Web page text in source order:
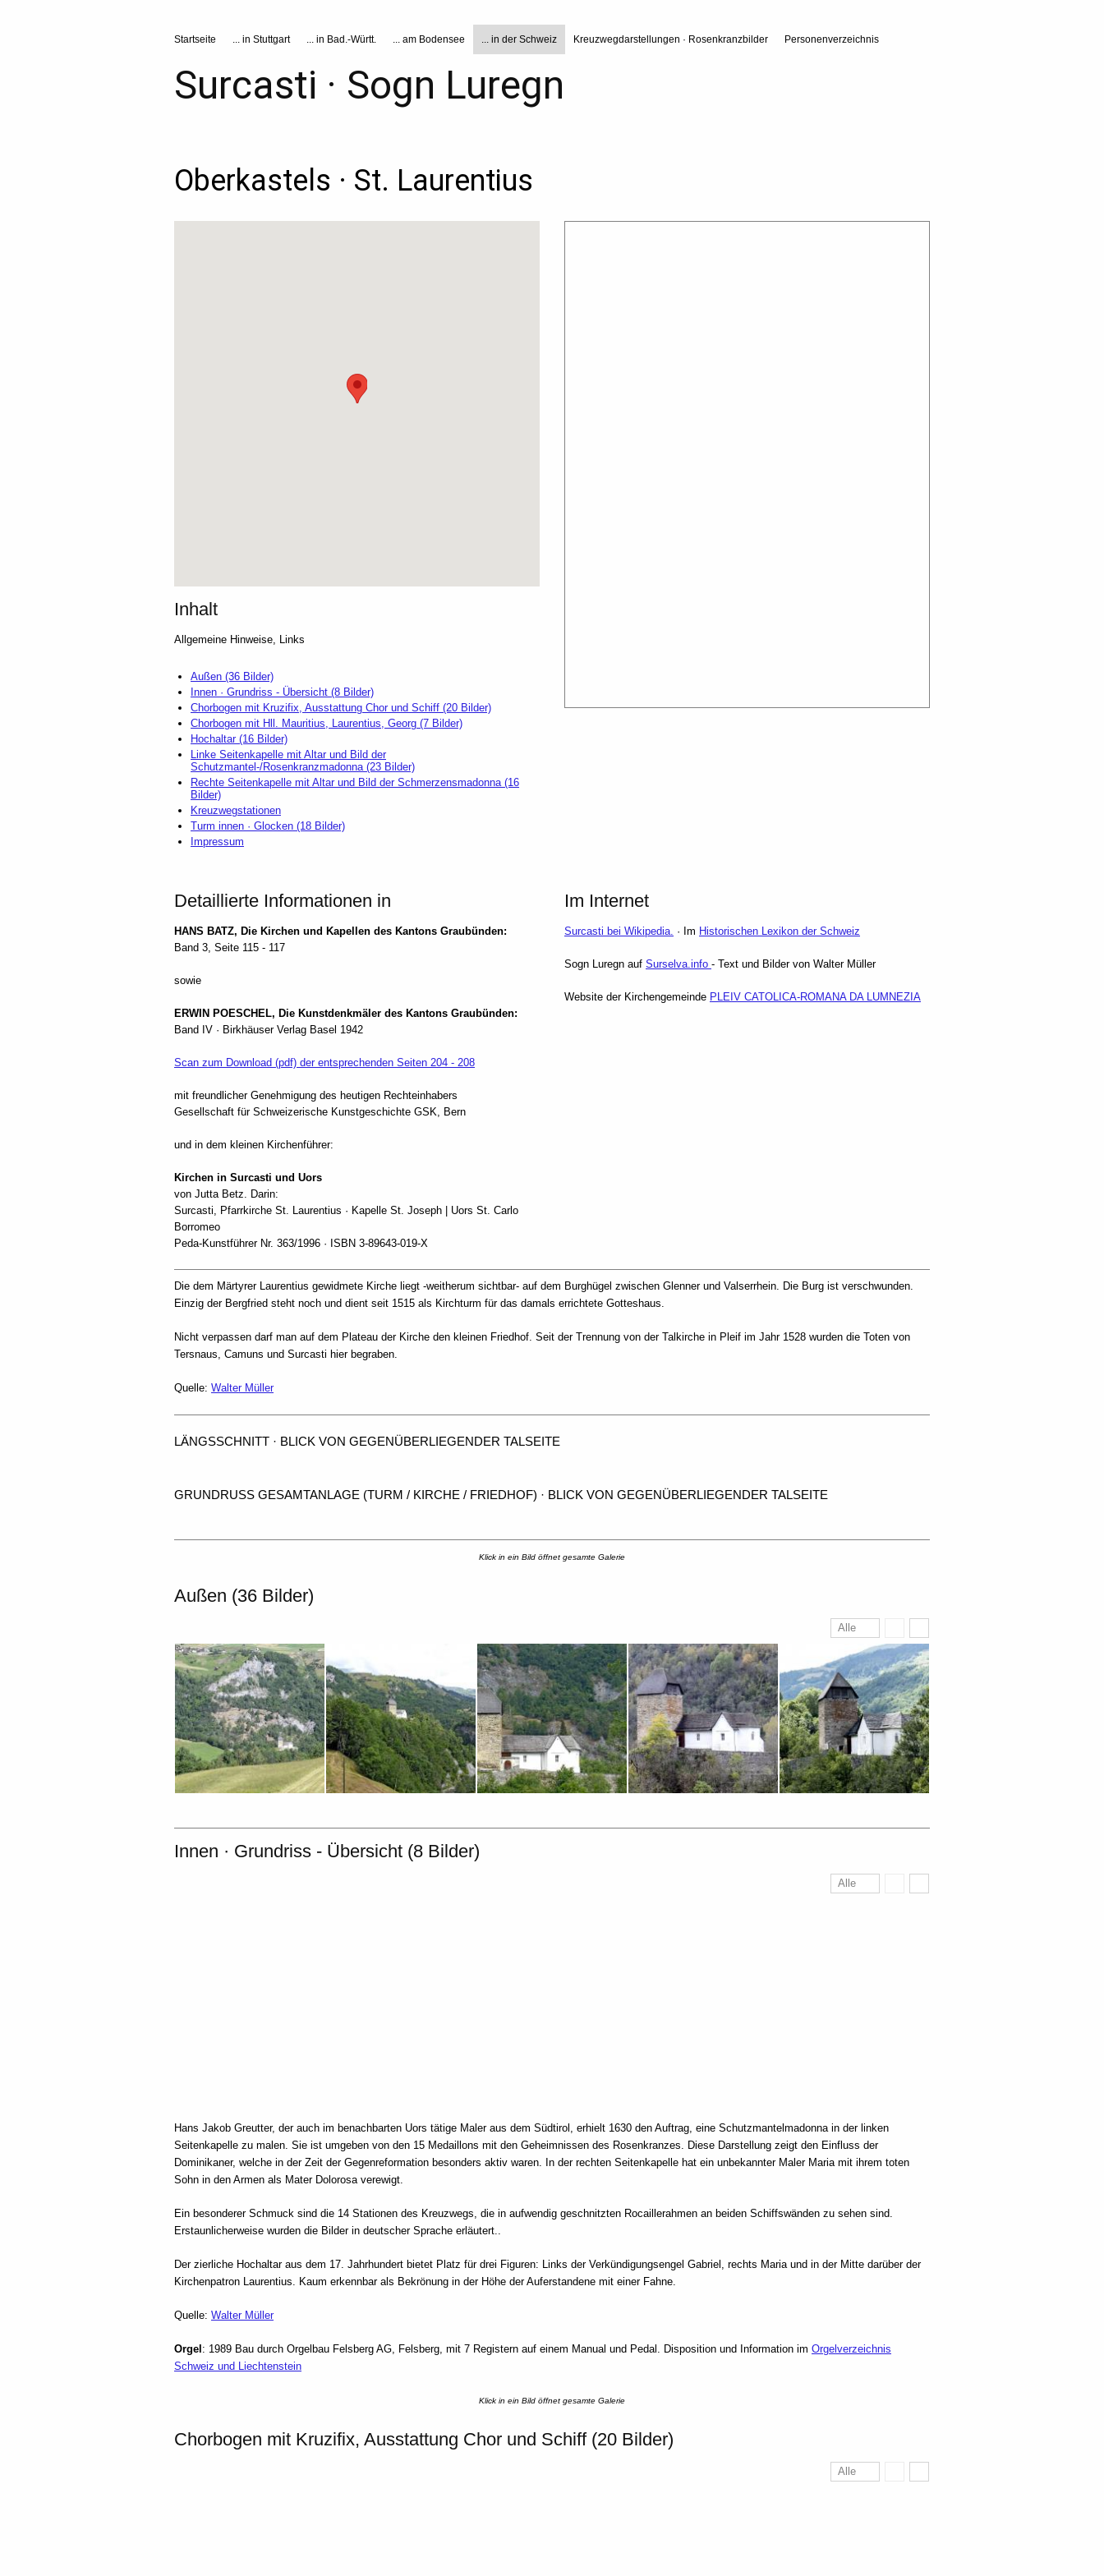
Startseite ... in Stuttgart ... in Bad.-Württ. ... am Bodensee ... in der Schweiz Kreuzwegdarstellungen · Rosenkranzbilder Personenverzeichnis
Surcasti · Sogn Luregn
Oberkastels · St. Laurentius
Inhalt
Allgemeine Hinweise, Links
Außen (36 Bilder)
Innen · Grundriss - Übersicht (8 Bilder)
Chorbogen mit Kruzifix, Ausstattung Chor und Schiff (20 Bilder)
Chorbogen mit Hll. Mauritius, Laurentius, Georg (7 Bilder)
Hochaltar (16 Bilder)
Linke Seitenkapelle mit Altar und Bild der
Schutzmantel-/Rosenkranzmadonna (23 Bilder)
Rechte Seitenkapelle mit Altar und Bild der Schmerzensmadonna (16
Bilder)
Kreuzwegstationen
Turm innen · Glocken (18 Bilder)
Impressum
Detaillierte Informationen in
HANS BATZ, Die Kirchen und Kapellen des Kantons Graubünden:
Band 3, Seite 115 - 117
sowie
ERWIN POESCHEL, Die Kunstdenkmäler des Kantons Graubünden:
Band IV · Birkhäuser Verlag Basel 1942
Scan zum Download (pdf) der entsprechenden Seiten 204 - 208
mit freundlicher Genehmigung des heutigen Rechteinhabers
Gesellschaft für Schweizerische Kunstgeschichte GSK, Bern
und in dem kleinen Kirchenführer:
Kirchen in Surcasti und Uors
von Jutta Betz. Darin:
Surcasti, Pfarrkirche St. Laurentius · Kapelle St. Joseph | Uors St. Carlo
Borromeo
Peda-Kunstführer Nr. 363/1996 · ISBN 3-89643-019-X
Im Internet
Surcasti bei Wikipedia. · Im Historischen Lexikon der Schweiz
Sogn Luregn auf Surselva.info - Text und Bilder von Walter Müller
Website der Kirchengemeinde PLEIV CATOLICA-ROMANA DA LUMNEZIA
Die dem Märtyrer Laurentius gewidmete Kirche liegt -weitherum sichtbar- auf dem Burghügel zwischen Glenner und Valserrhein. Die Burg ist verschwunden.
Einzig der Bergfried steht noch und dient seit 1515 als Kirchturm für das damals errichtete Gotteshaus.
Nicht verpassen darf man auf dem Plateau der Kirche den kleinen Friedhof. Seit der Trennung von der Talkirche in Pleif im Jahr 1528 wurden die Toten von
Tersnaus, Camuns und Surcasti hier begraben.
Quelle: Walter Müller
LÄNGSSCHNITT · BLICK VON GEGENÜBERLIEGENDER TALSEITE
GRUNDRUSS GESAMTANLAGE (TURM / KIRCHE / FRIEDHOF) · BLICK VON GEGENÜBERLIEGENDER TALSEITE
Klick in ein Bild öffnet gesamte Galerie
Außen (36 Bilder)
Alle
Innen · Grundriss - Übersicht (8 Bilder)
Alle
Hans Jakob Greutter, der auch im benachbarten Uors tätige Maler aus dem Südtirol, erhielt 1630 den Auftrag, eine Schutzmantelmadonna in der linken
Seitenkapelle zu malen. Sie ist umgeben von den 15 Medaillons mit den Geheimnissen des Rosenkranzes. Diese Darstellung zeigt den Einfluss der
Dominikaner, welche in der Zeit der Gegenreformation besonders aktiv waren. In der rechten Seitenkapelle hat ein unbekannter Maler Maria mit ihrem toten
Sohn in den Armen als Mater Dolorosa verewigt.
Ein besonderer Schmuck sind die 14 Stationen des Kreuzwegs, die in aufwendig geschnitzten Rocaillerahmen an beiden Schiffswänden zu sehen sind.
Erstaunlicherweise wurden die Bilder in deutscher Sprache erläutert..
Der zierliche Hochaltar aus dem 17. Jahrhundert bietet Platz für drei Figuren: Links der Verkündigungsengel Gabriel, rechts Maria und in der Mitte darüber der
Kirchenpatron Laurentius. Kaum erkennbar als Bekrönung in der Höhe der Auferstandene mit einer Fahne.
Quelle: Walter Müller
Orgel : 1989 Bau durch Orgelbau Felsberg AG, Felsberg, mit 7 Registern auf einem Manual und Pedal. Disposition und Information im Orgelverzeichnis
Schweiz und Liechtenstein
Klick in ein Bild öffnet gesamte Galerie
Chorbogen mit Kruzifix, Ausstattung Chor und Schiff (20 Bilder)
Alle